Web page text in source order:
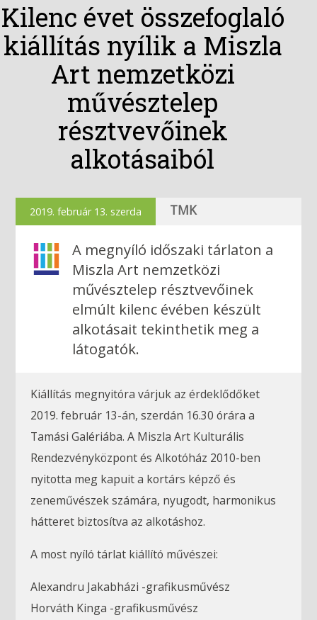
Kilenc évet összefoglaló
kiállítás nyílik a Miszla
Art nemzetközi
művésztelep
résztvevőinek
alkotásaiból
2019. február 13. szerda TMK
A megnyíló időszaki tárlaton a
Miszla Art nemzetközi
művésztelep résztvevőinek
elmúlt kilenc évében készült
alkotásait tekinthetik meg a
látogatók.
Kiállítás megnyitóra várjuk az érdeklődőket
2019. február 13-án, szerdán 16.30 órára a
Tamási Galériába. A Miszla Art Kulturális
Rendezvényközpont és Alkotóház 2010-ben
nyitotta meg kapuit a kortárs képző és
zeneművészek számára, nyugodt, harmonikus
hátteret biztosítva az alkotáshoz.
A most nyíló tárlat kiállító művészei:
Alexandru Jakabházi -grafikusművész
Horváth Kinga -grafikusművész